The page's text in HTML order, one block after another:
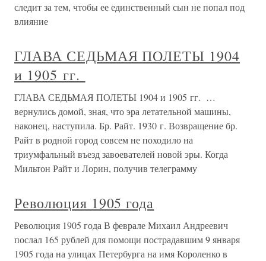
следит за тем, чтобы ее единственный сын не попал под
влияние
ГЛАВА СЕДЬМАЯ ПОЛЕТЫ 1904
и 1905 гг.
ГЛАВА СЕДЬМАЯ ПОЛЕТЫ 1904 и 1905 гг. …
вернулись домой, зная, что эра летательной машины,
наконец, наступила. Бр. Райт. 1930 г. Возвращение бр.
Райт в родной город совсем не походило на
триумфальный въезд завоевателей новой эры. Когда
Мильтон Райт и Лорин, получив телеграмму
Революция 1905 года
Революция 1905 года В феврале Михаил Андреевич
послал 165 рублей для помощи пострадавшим 9 января
1905 года на улицах Петербурга на имя Короленко в